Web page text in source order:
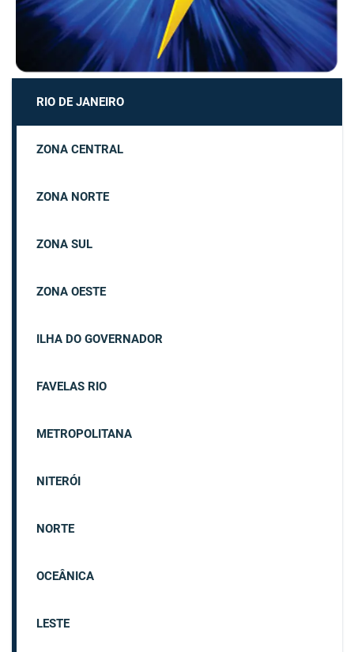
RIO DE JANEIRO
ZONA CENTRAL
ZONA NORTE
ZONA SUL
ZONA OESTE
ILHA DO GOVERNADOR
FAVELAS RIO
METROPOLITANA
NITERÓI
NORTE
OCEÂNICA
LESTE